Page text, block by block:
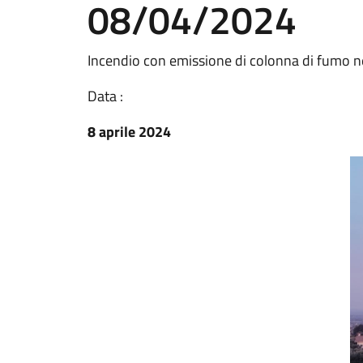
08/04/2024
Incendio con emissione di colonna di fumo
Data :
8 aprile 2024